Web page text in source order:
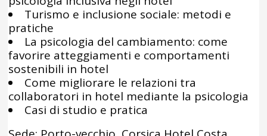
Turismo e inclusione sociale: metodi e
pratiche
La psicologia del cambiamento: come
favorire atteggiamenti e comportamenti
sostenibili in hotel
Come migliorare le relazioni tra
collaboratori in hotel mediante la psicologia
Casi di studio e pratica